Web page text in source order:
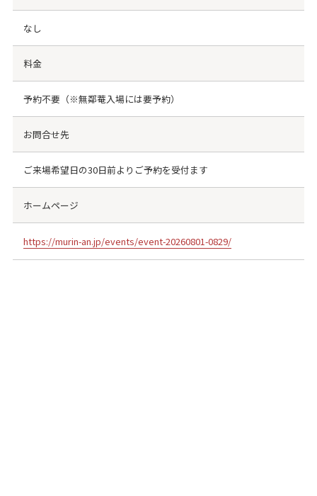
なし
料金
予約不要（※無鄰菴入場には要予約）
お問合せ先
ご来場希望日の30日前よりご予約を受付ます
ホームページ
https://murin-an.jp/events/event-20260801-0829/